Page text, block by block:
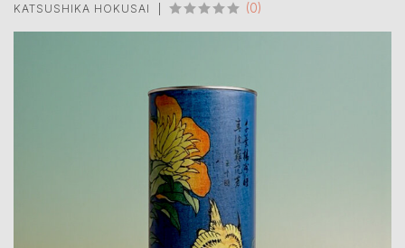
KATSUSHIKA HOKUSAI (0)